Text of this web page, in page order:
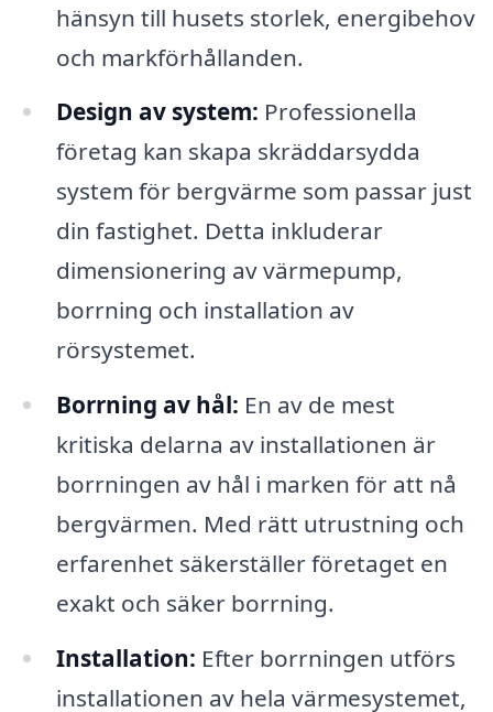
hänsyn till husets storlek, energibehov
och markförhållanden.
Design av system: Professionella
företag kan skapa skräddarsydda
system för bergvärme som passar just
din fastighet. Detta inkluderar
dimensionering av värmepump,
borrning och installation av
rörsystemet.
Borrning av hål: En av de mest
kritiska delarna av installationen är
borrningen av hål i marken för att nå
bergvärmen. Med rätt utrustning och
erfarenhet säkerställer företaget en
exakt och säker borrning.
Installation: Efter borrningen utförs
installationen av hela värmesystemet,